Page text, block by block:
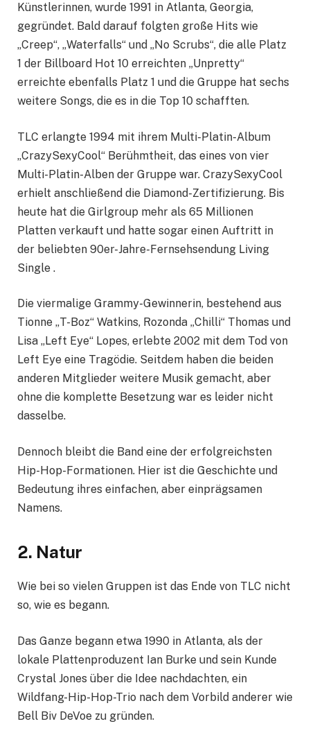
Künstlerinnen, wurde 1991 in Atlanta, Georgia,
gegründet. Bald darauf folgten große Hits wie
„Creep“, „Waterfalls“ und „No Scrubs“, die alle Platz
1 der Billboard Hot 10 erreichten „Unpretty“
erreichte ebenfalls Platz 1 und die Gruppe hat sechs
weitere Songs, die es in die Top 10 schafften.
TLC erlangte 1994 mit ihrem Multi-Platin-Album
„CrazySexyCool“ Berühmtheit, das eines von vier
Multi-Platin-Alben der Gruppe war. CrazySexyCool
erhielt anschließend die Diamond-Zertifizierung. Bis
heute hat die Girlgroup mehr als 65 Millionen
Platten verkauft und hatte sogar einen Auftritt in
der beliebten 90er-Jahre-Fernsehsendung Living
Single .
Die viermalige Grammy-Gewinnerin, bestehend aus
Tionne „T-Boz“ Watkins, Rozonda „Chilli“ Thomas und
Lisa „Left Eye“ Lopes, erlebte 2002 mit dem Tod von
Left Eye eine Tragödie. Seitdem haben die beiden
anderen Mitglieder weitere Musik gemacht, aber
ohne die komplette Besetzung war es leider nicht
dasselbe.
Dennoch bleibt die Band eine der erfolgreichsten
Hip-Hop-Formationen. Hier ist die Geschichte und
Bedeutung ihres einfachen, aber einprägsamen
Namens.
2. Natur
Wie bei so vielen Gruppen ist das Ende von TLC nicht
so, wie es begann.
Das Ganze begann etwa 1990 in Atlanta, als der
lokale Plattenproduzent Ian Burke und sein Kunde
Crystal Jones über die Idee nachdachten, ein
Wildfang-Hip-Hop-Trio nach dem Vorbild anderer wie
Bell Biv DeVoe zu gründen.